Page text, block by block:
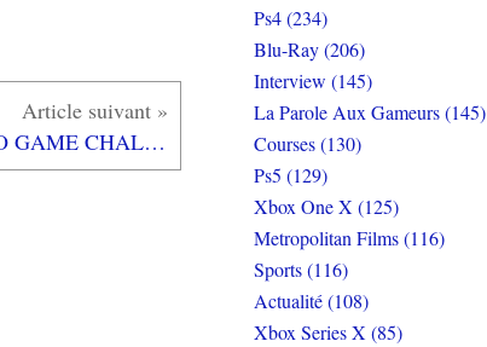
30 DAY VIDEO GAME CHALLENGE : Jour 16 Le jeu avec les meilleurs cinématiques, WORLD OF WARCRAFT
Ps4 (234)
Blu-Ray (206)
Interview (145)
La Parole Aux Gameurs (145)
Courses (130)
Ps5 (129)
Xbox One X (125)
Metropolitan Films (116)
Sports (116)
Actualité (108)
Xbox Series X (85)